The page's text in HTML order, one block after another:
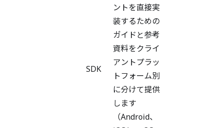
SDK
ントを直接実
装するための
ガイドと参考
資料をクライ
アントプラッ
トフォーム別
に分けて提供
します
（Android、